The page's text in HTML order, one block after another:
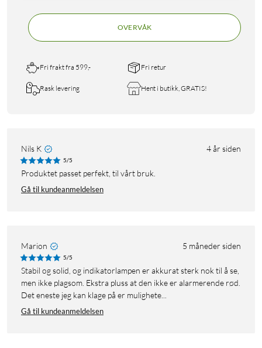
OVERVÅK
Fri frakt fra 599,- Fri retur
Rask levering Hent i butikk, GRATIS!
Nils K 4 år siden
5/5
Produktet passet perfekt, til vårt bruk.
Gå til kundeanmeldelsen
Marion 5 måneder siden
5/5
Stabil og solid, og indikatorlampen er akkurat sterk nok til å se,
men ikke plagsom. Ekstra pluss at den ikke er alarmerende rød.
Det eneste jeg kan klage på er mulighete...
Gå til kundeanmeldelsen